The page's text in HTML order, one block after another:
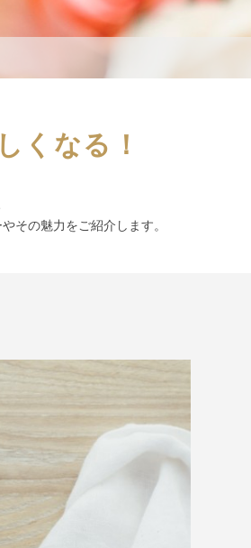
くなる！
その魅力をご紹介します。